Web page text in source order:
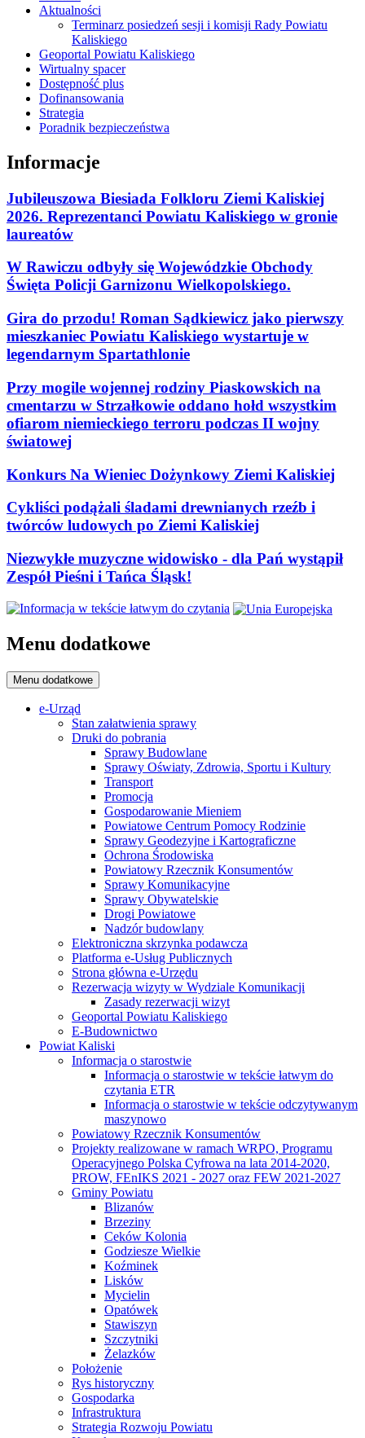
Aktualności
Terminarz posiedzeń sesji i komisji Rady Powiatu
Kaliskiego
Geoportal Powiatu Kaliskiego
Wirtualny spacer
Dostępność plus
Dofinansowania
Strategia
Poradnik bezpieczeństwa
Informacje
Jubileuszowa Biesiada Folkloru Ziemi Kaliskiej
2026. Reprezentanci Powiatu Kaliskiego w gronie
laureatów
W Rawiczu odbyły się Wojewódzkie Obchody
Święta Policji Garnizonu Wielkopolskiego.
Gira do przodu! Roman Sądkiewicz jako pierwszy
mieszkaniec Powiatu Kaliskiego wystartuje w
legendarnym Spartathlonie
Przy mogile wojennej rodziny Piaskowskich na
cmentarzu w Strzałkowie oddano hołd wszystkim
ofiarom niemieckiego terroru podczas II wojny
światowej
Konkurs Na Wieniec Dożynkowy Ziemi Kaliskiej
Cykliści podążali śladami drewnianych rzeźb i
twórców ludowych po Ziemi Kaliskiej
Niezwykłe muzyczne widowisko - dla Pań wystąpił
Zespół Pieśni i Tańca Śląsk!
Menu dodatkowe
Menu dodatkowe
e-Urząd
Stan załatwienia sprawy
Druki do pobrania
Sprawy Budowlane
Sprawy Oświaty, Zdrowia, Sportu i Kultury
Transport
Promocja
Gospodarowanie Mieniem
Powiatowe Centrum Pomocy Rodzinie
Sprawy Geodezyjne i Kartograficzne
Ochrona Środowiska
Powiatowy Rzecznik Konsumentów
Sprawy Komunikacyjne
Sprawy Obywatelskie
Drogi Powiatowe
Nadzór budowlany
Elektroniczna skrzynka podawcza
Platforma e-Usług Publicznych
Strona główna e-Urzędu
Rezerwacja wizyty w Wydziale Komunikacji
Zasady rezerwacji wizyt
Geoportal Powiatu Kaliskiego
E-Budownictwo
Powiat Kaliski
Informacja o starostwie
Informacja o starostwie w tekście łatwym do
czytania ETR
Informacja o starostwie w tekście odczytywanym
maszynowo
Powiatowy Rzecznik Konsumentów
Projekty realizowane w ramach WRPO, Programu
Operacyjnego Polska Cyfrowa na lata 2014-2020,
PROW, FEnIKS 2021 - 2027 oraz FEW 2021-2027
Gminy Powiatu
Blizanów
Brzeziny
Ceków Kolonia
Godziesze Wielkie
Koźminek
Lisków
Mycielin
Opatówek
Stawiszyn
Szczytniki
Żelazków
Położenie
Rys historyczny
Gospodarka
Infrastruktura
Strategia Rozwoju Powiatu